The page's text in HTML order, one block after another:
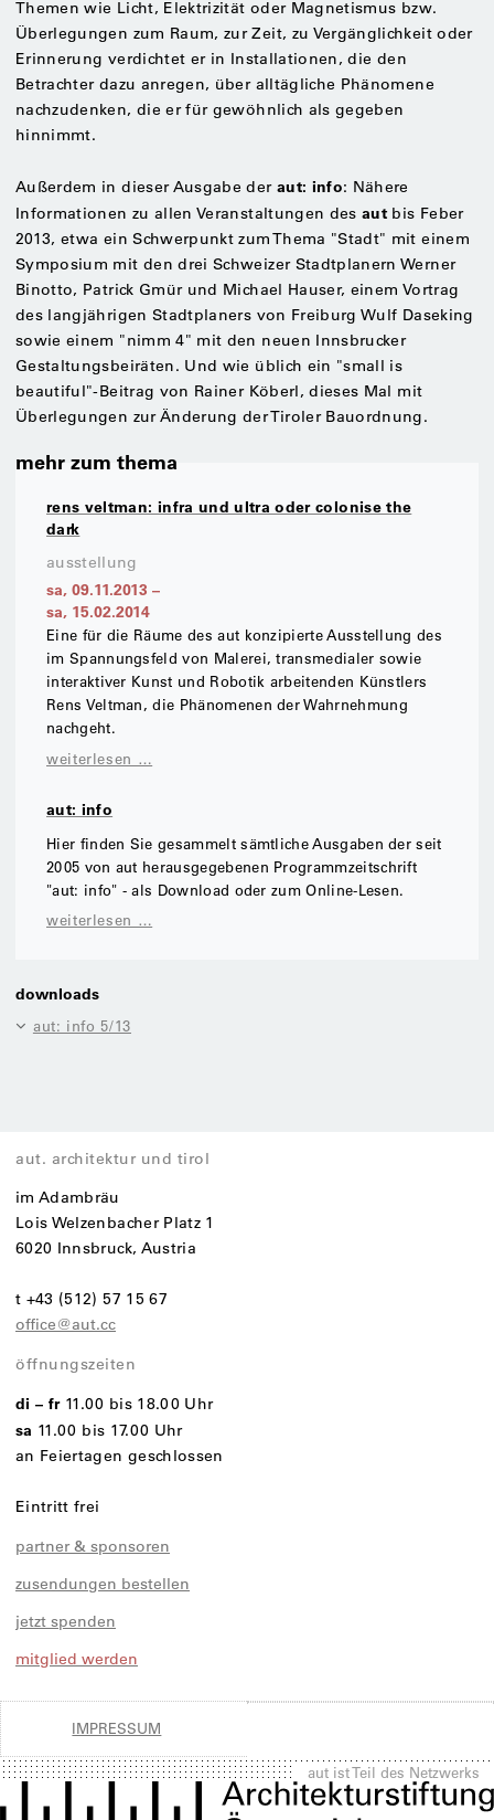
Themen wie Licht, Elektrizität oder Magnetismus bzw.
Überlegungen zum Raum, zur Zeit, zu Vergänglichkeit oder
Erinnerung verdichtet er in Installationen, die den
Betrachter dazu anregen, über alltägliche Phänomene
nachzudenken, die er für gewöhnlich als gegeben
hinnimmt.
Außerdem in dieser Ausgabe der aut: info: Nähere
Informationen zu allen Veranstaltungen desautbis Feber
2013, etwa ein Schwerpunkt zum Thema "Stadt" mit einem
Symposium mit den drei Schweizer Stadtplanern Werner
Binotto, Patrick Gmür und Michael Hauser, einem Vortrag
des langjährigen Stadtplaners von Freiburg Wulf Daseking
sowie einem "nimm 4" mit den neuen Innsbrucker
Gestaltungsbeiräten. Und wie üblich ein "small is
beautiful"-Beitrag von Rainer Köberl, dieses Mal mit
Überlegungen zur Änderung der Tiroler Bauordnung.
mehr zum thema
rens veltman: infra und ultra oder colonise the
dark
ausstellung
sa, 09.11.2013 –
sa, 15.02.2014
Eine für die Räume des aut konzipierte Ausstellung des
im Spannungsfeld von Malerei, transmedialer sowie
interaktiver Kunst und Robotik arbeitenden Künstlers
Rens Veltman, die Phänomenen der Wahrnehmung
nachgeht.
weiterlesen …
aut: info
Hier finden Sie gesammelt sämtliche Ausgaben der seit
2005 von aut herausgegebenen Programmzeitschrift
"aut: info" - als Download oder zum Online-Lesen.
weiterlesen …
downloads
aut: info 5/13
aut. architektur und tirol
im Adambräu
Lois Welzenbacher Platz 1
6020 Innsbruck, Austria
t +43 (512) 57 15 67
office@aut.cc
öffnungszeiten
di – fr 11.00 bis 18.00 Uhr
sa 11.00 bis 17.00 Uhr
an Feiertagen geschlossen
Eintritt frei
partner & sponsoren
zusendungen bestellen
jetzt spenden
mitglied werden
IMPRESSUM
aut ist Teil des Netzwerks